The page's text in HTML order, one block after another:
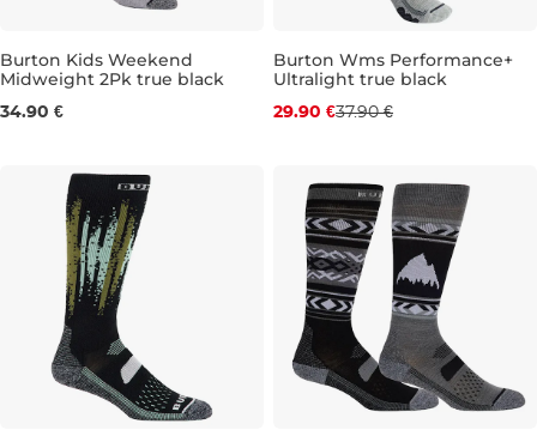
S/M
Burton Kids Weekend
Midweight 2Pk true black
34.90 €
Zľava -21 %
Burton Wms Performance+
Ultralight true black
29.90 €37.90 €